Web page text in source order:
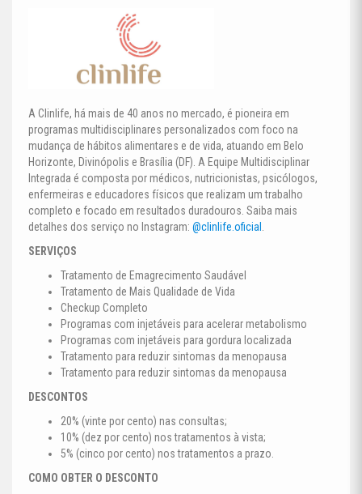
A Clinlife, há mais de 40 anos no mercado, é pioneira em
programas multidisciplinares personalizados com foco na
mudança de hábitos alimentares e de vida, atuando em Belo
Horizonte, Divinópolis e Brasília (DF). A Equipe Multidisciplinar
Integrada é composta por médicos, nutricionistas, psicólogos,
enfermeiras e educadores físicos que realizam um trabalho
completo e focado em resultados duradouros. Saiba mais
detalhes dos serviço no Instagram: @clinlife.oficial
SERVIÇOS
Tratamento de Emagrecimento Saudável
Tratamento de Mais Qualidade de Vida
Checkup Completo
Programas com injetáveis para acelerar metabolismo
Programas com injetáveis para gordura localizada
Tratamento para reduzir sintomas da menopausa
Tratamento para reduzir sintomas da menopausa
DESCONTOS
20% (vinte por cento) nas consultas;
10% (dez por cento) nos tratamentos à vista;
5% (cinco por cento) nos tratamentos a prazo.
COMO OBTER O DESCONTO